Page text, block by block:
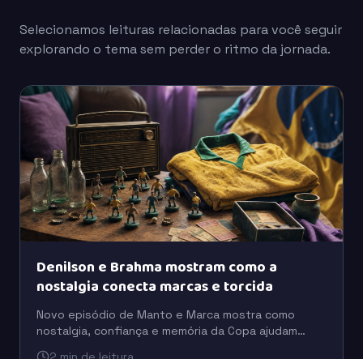
Selecionamos leituras relacionadas para você seguir
explorando o tema sem perder o ritmo da jornada.
Denilson e Brahma mostram como a
nostalgia conecta marcas e torcida
Novo episódio de Manto e Marca mostra como
nostalgia, confiança e memória da Copa ajudam